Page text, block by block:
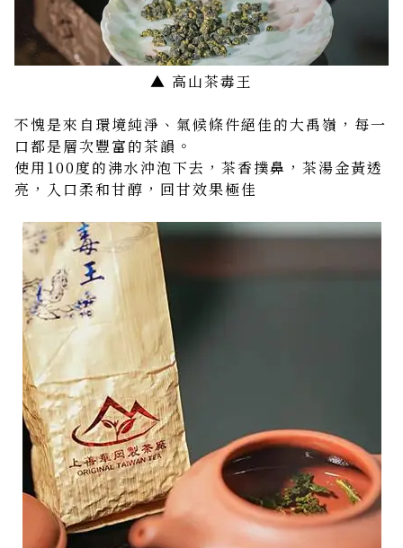
▲ 高山茶毒王
不愧是來自環境純淨、氣候條件絕佳的大禹嶺，每一
口都是層次豐富的茶韻。
使用100度的沸水沖泡下去，茶香撲鼻，茶湯金黃透
亮，入口柔和甘醇，回甘效果極佳